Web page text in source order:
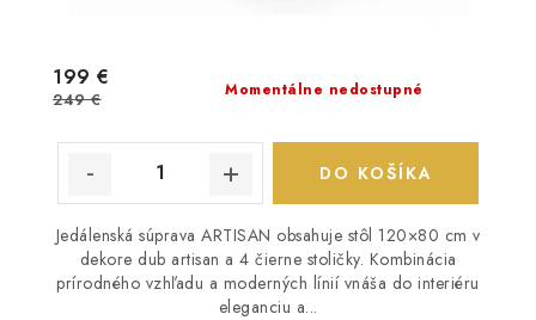
Momentálne nedostupné
199 €
249 €
DO KOŠÍKA
Jedálenská súprava ARTISAN obsahuje stôl 120×80 cm v
dekore dub artisan a 4 čierne stoličky. Kombinácia
prírodného vzhľadu a moderných línií vnáša do interiéru
eleganciu a...